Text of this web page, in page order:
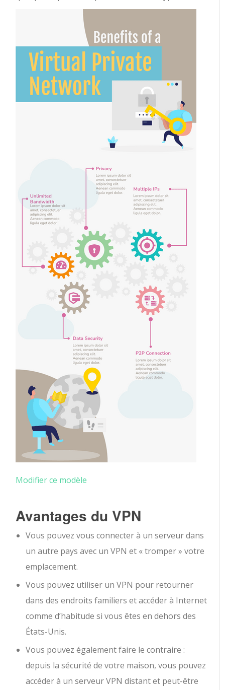
Modifier ce modèle
Avantages du VPN
Vous pouvez vous connecter à un serveur dans
un autre pays avec un VPN et « tromper » votre
emplacement.
Vous pouvez utiliser un VPN pour retourner
dans des endroits familiers et accéder à Internet
comme d’habitude si vous êtes en dehors des
États-Unis.
Vous pouvez également faire le contraire :
depuis la sécurité de votre maison, vous pouvez
accéder à un serveur VPN distant et peut-être